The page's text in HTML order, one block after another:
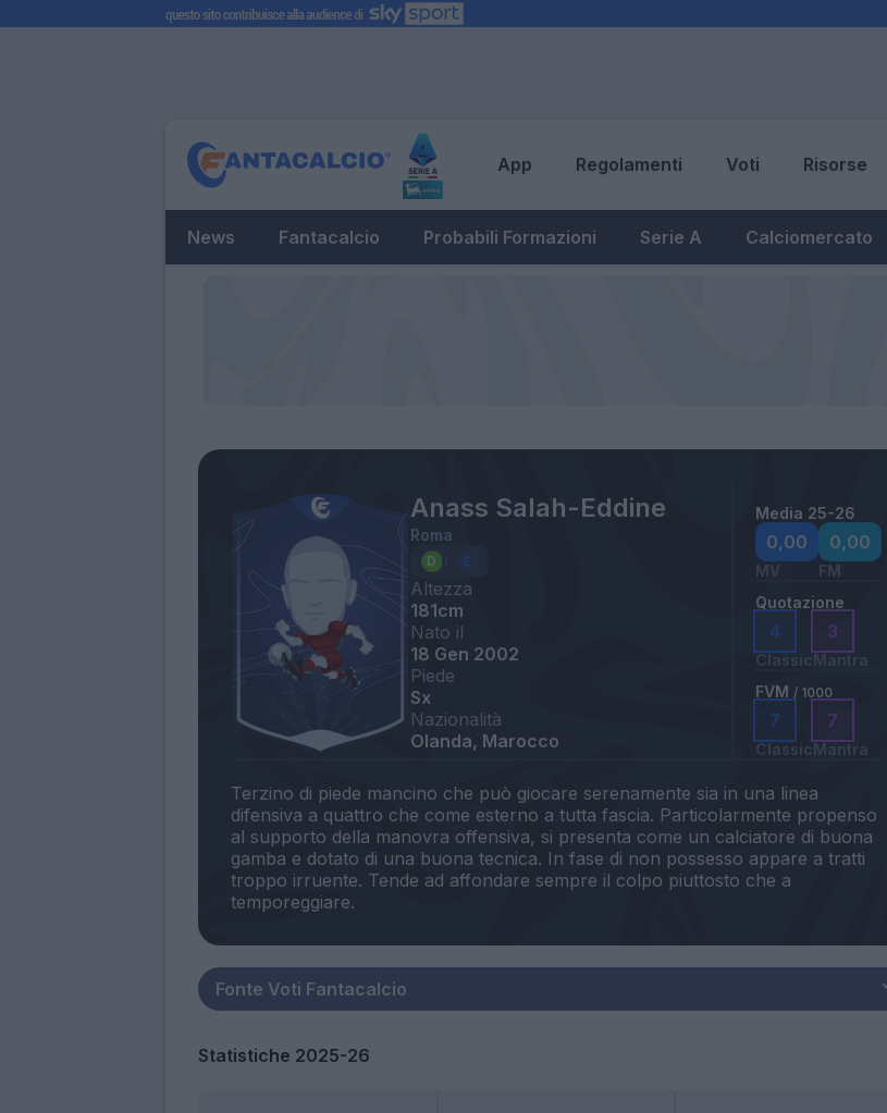
App Regolamenti Voti Risorse
News Fantacalcio Probabili Formazioni Serie A Calciomercato
Anass Salah-Eddine
Roma
Altezza
181cm
Nato il
18 Gen 2002
Piede
Sx
Nazionalità
Olanda, Marocco
Media 25-26
0,00
MV
0,00
FM
Quotazione
4
Classic
3
Mantra
FVM / 1000
7
Classic
7
Mantra
Terzino di piede mancino che può giocare serenamente sia in una linea
difensiva a quattro che come esterno a tutta fascia. Particolarmente propenso
al supporto della manovra offensiva, si presenta come un calciatore di buona
gamba e dotato di una buona tecnica. In fase di non possesso appare a tratti
troppo irruente. Tende ad affondare sempre il colpo piuttosto che a
Statistiche 2025-26